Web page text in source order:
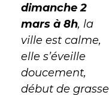
dimanche 2
mars à 8h, la
ville est calme,
elle s’éveille
doucement,
début de grasse